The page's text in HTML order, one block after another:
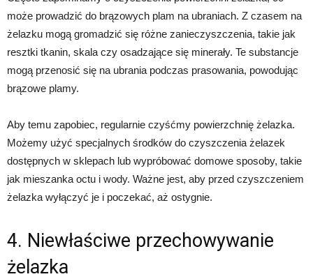
może prowadzić do brązowych plam na ubraniach. Z czasem na
żelazku mogą gromadzić się różne zanieczyszczenia, takie jak
resztki tkanin, skala czy osadzające się minerały. Te substancje
mogą przenosić się na ubrania podczas prasowania, powodując
brązowe plamy.
Aby temu zapobiec, regularnie czyśćmy powierzchnię żelazka.
Możemy użyć specjalnych środków do czyszczenia żelazek
dostępnych w sklepach lub wypróbować domowe sposoby, takie
jak mieszanka octu i wody. Ważne jest, aby przed czyszczeniem
żelazka wyłączyć je i poczekać, aż ostygnie.
4. Niewłaściwe przechowywanie
żelazka